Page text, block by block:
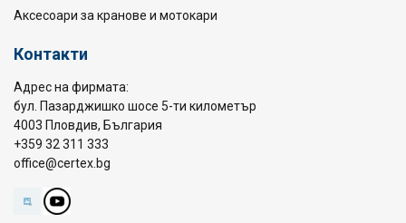
Аксесоари за кранове и мотокари
Контакти
Адрес на фирмата:
бул. Пазарджишко шосе 5-ти километър
4003 Пловдив, България
+359 32 311 333
office@certex.bg